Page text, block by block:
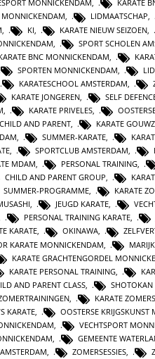
MONNICKENDAM, KARATE
MONNICKENDAM, LIDMAATSCHAP,
KI KARATE NIEUW SEIZOEN
SPORT SCHOLEN
BNC MONNICKENDAM
SPORTEN MONNICKENDAM
KARATESCHOOL AMSTERDAM
KARATE JONGEREN SELF
KARATE PRIVELES
CHILD AND PARENT KARATE
, SUMMER-KARATE,
, SPORTCLUB AMSTERDAM,
MDAM, PERSONAL TRAINING,
CHILD AND PARENT GROUP,
SUMMER-PROGRAMME, KARATE
, JEUGD KARATE,
PERSONAL TRAINING KARATE,
KARATE, OKINAWA,
KARATE MONNICKENDAM
KARATE GRACHTENGORDEL
KARATE PERSONAL TRAINING
AND PARENT CLASS SHOTOKAN
KARATE
KARATE OOSTERSE
VECHTSPORT
GEMEENTE
, ZOMERSESSIES,